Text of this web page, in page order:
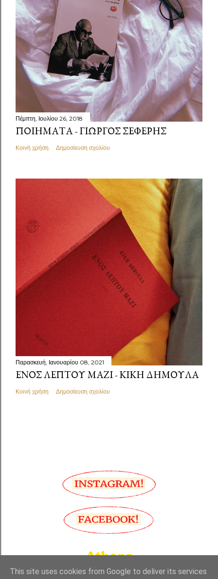
Πέμπτη, Ιουλίου 26, 2018
ΠΟΙΉΜΑΤΑ - ΓΙΏΡΓΟΣ ΣΕΦΈΡΗΣ
Κοινή χρήση Δημοσίευση σχολίου
Παρασκευή, Ιανουαρίου 08, 2021
ΕΝΌΣ ΛΕΠΤΟΎ ΜΑΖΊ - ΚΙΚΉ ΔΗΜΟΥΛΆ
Κοινή χρήση Δημοσίευση σχολίου
This site uses cookies from Google to deliver its services